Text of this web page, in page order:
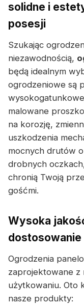
solidne i
posesji
Szukając
niezawodnością,
będą idealnym
ogrodzeniowe są
malowane
na korozję,
uszkodzenia
mocnych drutów
drobnych
chronią Twoją
gośćmi.
Wysoka
Ogrodzenia
zaprojektowane z
użytkowaniu. Oto
nasze produkty: